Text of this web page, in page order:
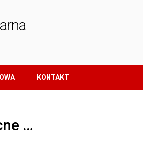
KONTAKT
…